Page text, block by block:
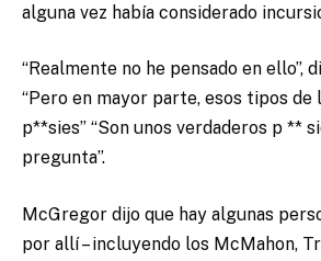
alguna vez había considerado
“Realmente no he pensado en ello”,
“Pero en mayor parte, esos tipos de
p**sies” “Son unos verdaderos p **
pregunta”.
McGregor dijo que hay algunas
por allí – incluyendo los McMahon,